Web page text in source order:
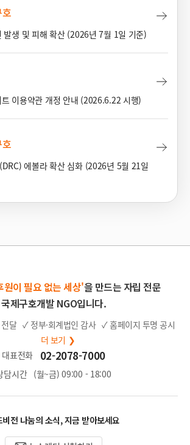
발생 및 피해 확산 (2026년 7월 1일 기준)
이용약관 개정 안내 (2026.6.22 시행)
에볼라 확산 심화 (2026년 5월 21일
원이 필요 없는 세상'을 만드는 자립 전문
국제구호개발 NGO입니다.
달 ✓ 정부·회계법인 감사 ✓ 홈페이지 투명 공시
더 보기 ❯
대표전화
02-2078-7000
담시간 (월~금) 09:00 - 18:00
비전 나눔의 소식, 지금 받아보세요